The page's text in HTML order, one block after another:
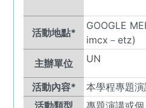
活動地點*
GOOGLE
imcx－etz)
主辦單位
UN
活動內容*
本學程專題
活動類型
專題演講或